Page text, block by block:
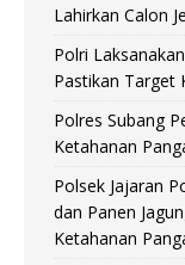
Lahirkan Calon
Polri
Pastikan Target
Polres Subang
Ketahanan
Polsek Jajaran
dan Panen
Ketahanan